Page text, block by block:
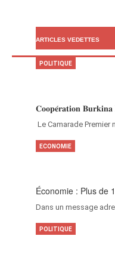
ARTICLES VEDETTES
𝐂𝐨𝐨𝐩𝐞́𝐫𝐚𝐭𝐢𝐨𝐧
‎Le Camarade Premier
POLITIQUE
Économie : Plus de
Dans un message
ECONOMIE
POLITIQUE